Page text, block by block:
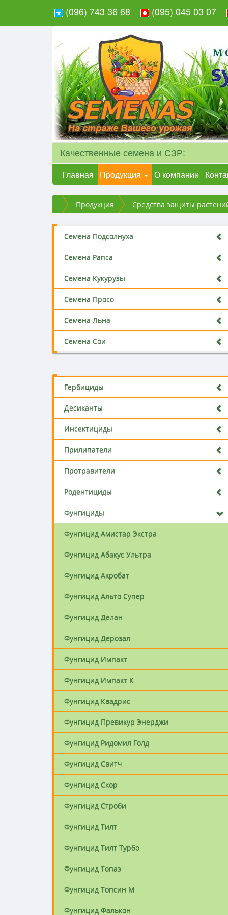
(096) 743 36 68 (095) 045 03 07
Качественные семена и СЗР:
Главная Продукция О компании
Продукция Средства защиты
Семена Подсолнуха
Семена Рапса
Семена Кукурузы
Семена Просо
Семена Льна
Семена Сои
Гербициды
Десиканты
Инсектициды
Прилипатели
Протравители
Родентициды
Фунгициды
Фунгицид Амистар Экстра
Фунгицид Абакус Ультра
Фунгицид Акробат
Фунгицид Альто Супер
Фунгицид Делан
Фунгицид Дерозал
Фунгицид Импакт
Фунгицид Импакт К
Фунгицид Квадрис
Фунгицид Превикур Энерджи
Фунгицид Ридомил Голд
Фунгицид Свитч
Фунгицид Скор
Фунгицид Строби
Фунгицид Тилт
Фунгицид Тилт Турбо
Фунгицид Топаз
Фунгицид Топсин М
Фунгицид Фалькон